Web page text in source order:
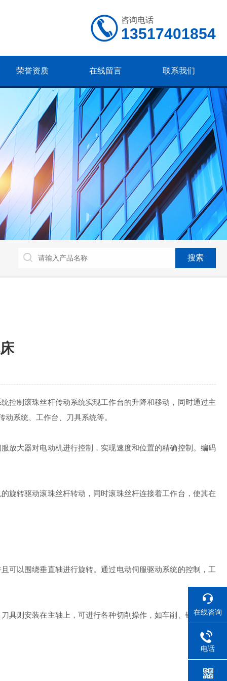
咨询电话
13517401854
荣誉资质 在线留言 联系我们
制滚珠丝杆传动系统实现工作台的升降和移动，同时通过主
系统、工作台、刀具系统等。
大器对电动机进行控制，实现速度和位置的精确控制。编码
转驱动滚珠丝杆转动，同时滚珠丝杆连接着工作台，使其在
以围绕垂直轴进行旋转。通过电动伺服驱动系统的控制，工
则安装在主轴上，可进行各种切削操作，如车削、镗削、钻
在线咨询
电话